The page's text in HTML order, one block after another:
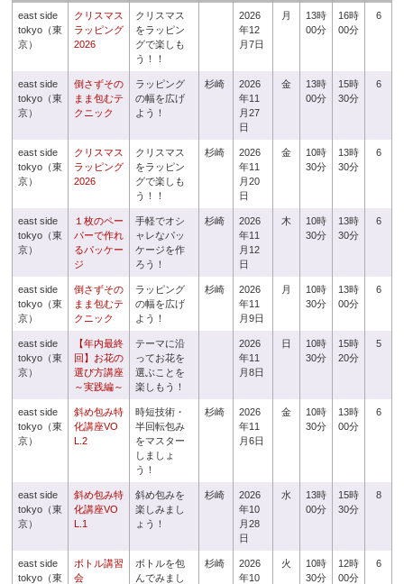
east side
tokyo（東
京）
クリスマス
ラッピング
2026
クリスマス
をラッピン
グで楽しも
う！！
2026
年12
月7日
月
13時
00分
16時
00分
6
east side
tokyo（東
京）
倒さずその
まま包むテ
クニック
ラッピング
の幅を広げ
よう！
杉崎
2026
年11
月27
日
金
13時
00分
15時
30分
6
east side
tokyo（東
京）
クリスマス
ラッピング
2026
クリスマス
をラッピン
グで楽しも
う！！
杉崎
2026
年11
月20
日
金
10時
30分
13時
30分
6
east side
tokyo（東
京）
１枚のペー
パーで作れ
るパッケー
ジ
手軽でオシ
ャレなパッ
ケージを作
ろう！
杉崎
2026
年11
月12
日
木
10時
30分
13時
30分
6
east side
tokyo（東
京）
倒さずその
まま包むテ
クニック
ラッピング
の幅を広げ
よう！
杉崎
2026
年11
月9日
月
10時
30分
13時
00分
6
east side
tokyo（東
京）
【年内最終
回】お花の
選び方講座
～実践編～
テーマに沿
ってお花を
選ぶことを
楽しもう！
2026
年11
月8日
日
10時
30分
15時
20分
5
east side
tokyo（東
京）
斜め包み特
化講座VO
L.2
時短技術・
半回転包み
をマスター
しましょ
う！
杉崎
2026
年11
月6日
金
10時
30分
13時
00分
6
east side
tokyo（東
京）
斜め包み特
化講座VO
L.1
斜め包みを
楽しみまし
ょう！
杉崎
2026
年10
月28
日
水
13時
00分
15時
30分
8
east side
tokyo（東
ボトル講習
会
ボトルを包
んでみまし
杉崎
2026
年10
火
10時
30分
12時
00分
6